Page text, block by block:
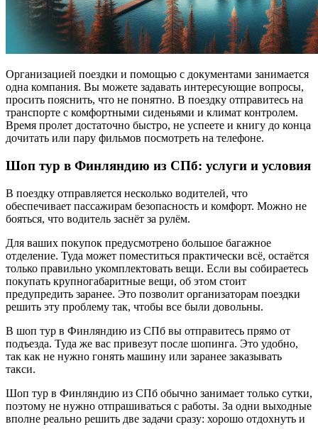
Организацией поездки и помощью с документами занимается
одна компания. Вы можете задавать интересующие вопросы,
просить пояснить, что не понятно. В поездку отправитесь на
транспорте с комфортными сиденьями и климат контролем.
Время пролет достаточно быстро, не успеете и книгу до конца
дочитать или пару фильмов посмотреть на телефоне.
Шоп тур в Финляндию из СПб: услуги и условия
В поездку отправляется несколько водителей, что
обеспечивает пассажирам безопасность и комфорт. Можно не
бояться, что водитель заснёт за рулём.
Для ваших покупок предусмотрено большое багажное
отделение. Туда может поместиться практически всё, остаётся
только правильно укомплектовать вещи. Если вы собираетесь
покупать крупногабаритные вещи, об этом стоит
предупредить заранее. Это позволит организаторам поездки
решить эту проблему так, чтобы все были довольны.
В шоп тур в Финляндию из СПб вы отправитесь прямо от
подъезда. Туда же вас привезут после шопинга. Это удобно,
так как не нужно гонять машину или заранее заказывать
такси.
Шоп тур в Финляндию из СПб обычно занимает только сутки,
поэтому не нужно отпрашиваться с работы. За одни выходные
вполне реально решить две задачи сразу: хорошо отдохнуть и